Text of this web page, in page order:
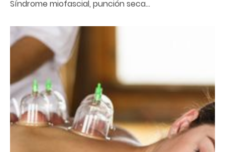
Síndrome miofascial, punción seca...